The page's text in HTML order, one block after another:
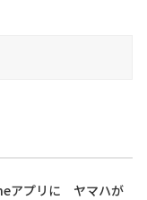
アプリに ヤマハが